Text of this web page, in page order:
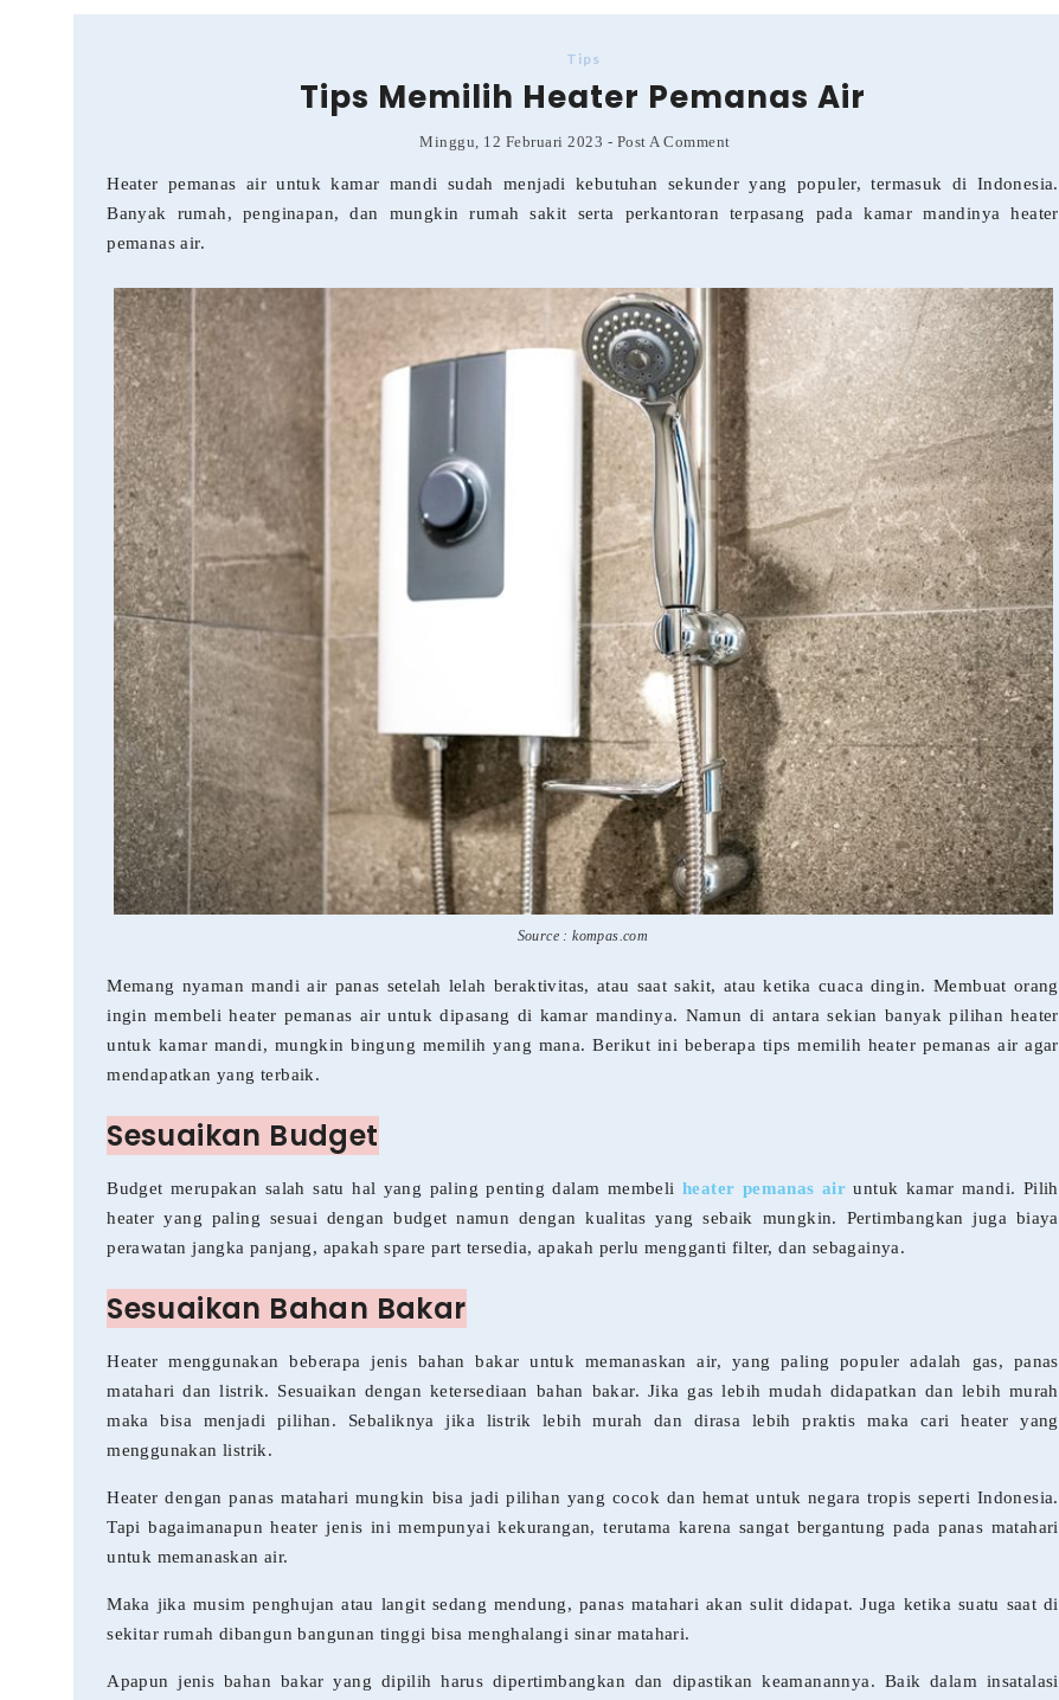
Tips
Tips Memilih Heater Pemanas Air
Minggu, 12 Februari 2023 - Post A Comment
Heater pemanas air untuk kamar mandi sudah menjadi kebutuhan sekunder yang populer, termasuk di Indonesia.
Banyak rumah, penginapan, dan mungkin rumah sakit serta perkantoran terpasang pada kamar mandinya heater
pemanas air.
Source : kompas.com
Memang nyaman mandi air panas setelah lelah beraktivitas, atau saat sakit, atau ketika cuaca dingin. Membuat orang
ingin membeli heater pemanas air untuk dipasang di kamar mandinya. Namun di antara sekian banyak pilihan heater
untuk kamar mandi, mungkin bingung memilih yang mana. Berikut ini beberapa tips memilih heater pemanas air agar
mendapatkan yang terbaik.
Sesuaikan Budget
Budget merupakan salah satu hal yang paling penting dalam membeli heater pemanas air untuk kamar mandi. Pilih
heater yang paling sesuai dengan budget namun dengan kualitas yang sebaik mungkin. Pertimbangkan juga biaya
perawatan jangka panjang, apakah spare part tersedia, apakah perlu mengganti filter, dan sebagainya.
Sesuaikan Bahan Bakar
Heater menggunakan beberapa jenis bahan bakar untuk memanaskan air, yang paling populer adalah gas, panas
matahari dan listrik. Sesuaikan dengan ketersediaan bahan bakar. Jika gas lebih mudah didapatkan dan lebih murah
maka bisa menjadi pilihan. Sebaliknya jika listrik lebih murah dan dirasa lebih praktis maka cari heater yang
menggunakan listrik.
Heater dengan panas matahari mungkin bisa jadi pilihan yang cocok dan hemat untuk negara tropis seperti Indonesia.
Tapi bagaimanapun heater jenis ini mempunyai kekurangan, terutama karena sangat bergantung pada panas matahari
untuk memanaskan air.
Maka jika musim penghujan atau langit sedang mendung, panas matahari akan sulit didapat. Juga ketika suatu saat di
sekitar rumah dibangun bangunan tinggi bisa menghalangi sinar matahari.
Apapun jenis bahan bakar yang dipilih harus dipertimbangkan dan dipastikan keamanannya. Baik dalam insatalasi